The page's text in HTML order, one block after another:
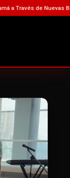
Través de Nuevas